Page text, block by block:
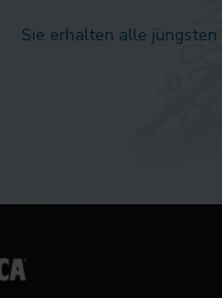
Sie erhalten alle